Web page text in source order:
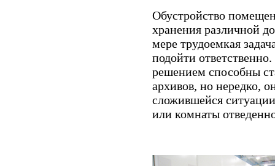
Обустройство
хранения различной
мере трудоемкая
подойти
решением способны
архивов, но нередко,
сложившейся
или комнаты